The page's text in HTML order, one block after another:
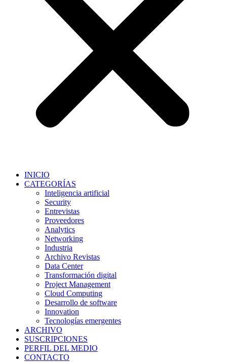
INICIO
CATEGORÍAS
Inteligencia artificial
Security
Entrevistas
Proveedores
Analytics
Networking
Industria
Archivo Revistas
Data Center
Transformación digital
Project Management
Cloud Computing
Desarrollo de software
Innovation
Tecnologías emergentes
ARCHIVO
SUSCRIPCIONES
PERFIL DEL MEDIO
CONTACTO